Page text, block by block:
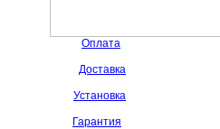
Оплата
Доставка
Установка
Гарантия